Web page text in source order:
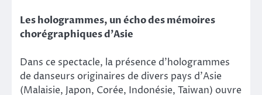
Les hologrammes, un écho des mémoires
chorégraphiques d’Asie
Dans ce spectacle, la présence d’hologrammes
de danseurs originaires de divers pays d’Asie
(Malaisie, Japon, Corée, Indonésie, Taiwan) ouvre